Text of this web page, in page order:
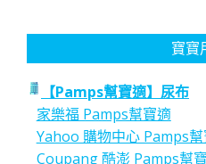
寶寶
【Pamps幫寶適】尿布
家樂福 Pamps幫寶適
Yahoo 購物中心 Pamps
Coupang 酷澎 Pamps幫